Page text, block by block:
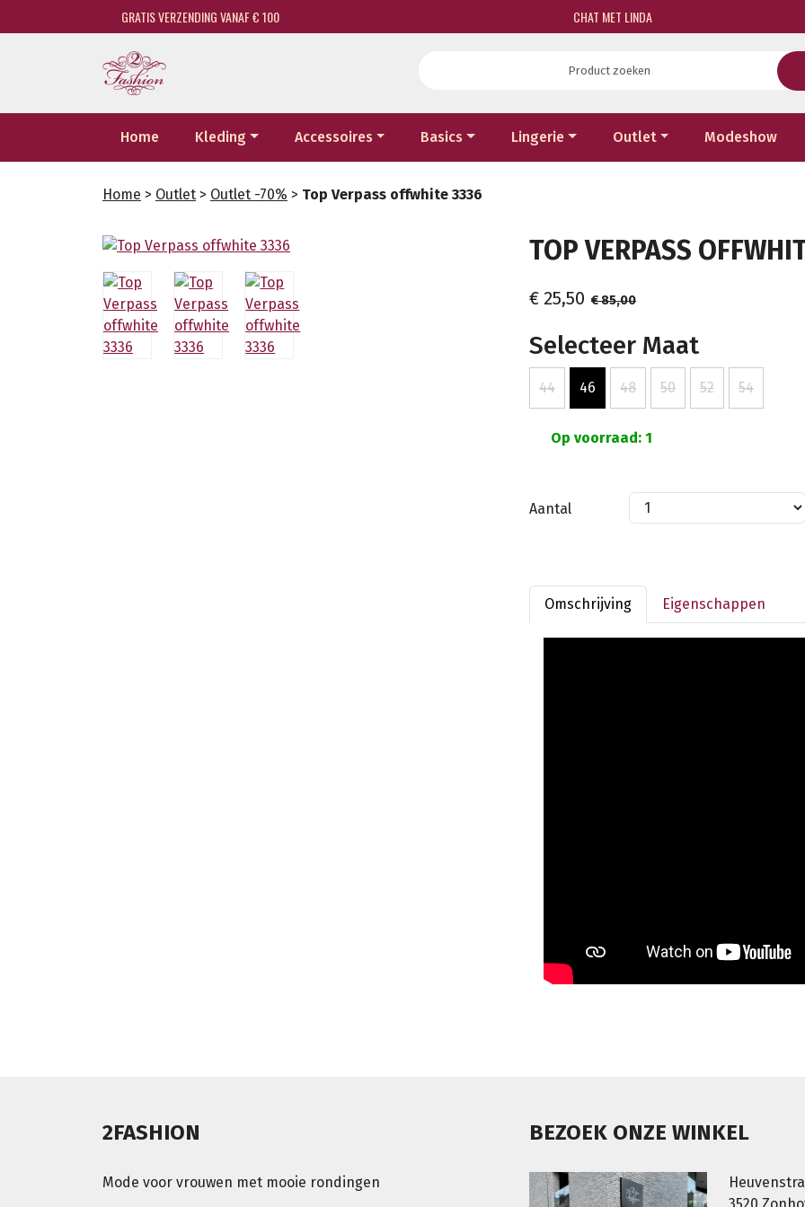
GRATIS VERZENDING VANAF € 100 CHAT MET LINDA
Home Kleding Accessoires Basics Lingerie Outlet Modeshow
Home > Outlet > Outlet -70% > Top Verpass offwhite 3336
TOP VERPASS
€ 25,50 € 85,00
Selecteer Maat
44 46 48 50 52 54
Op voorraad: 1
Aantal
Omschrijving Eigenschappen
2FASHION
Mode voor vrouwen met mooie rondingen
BEZOEK ONZE WINKEL